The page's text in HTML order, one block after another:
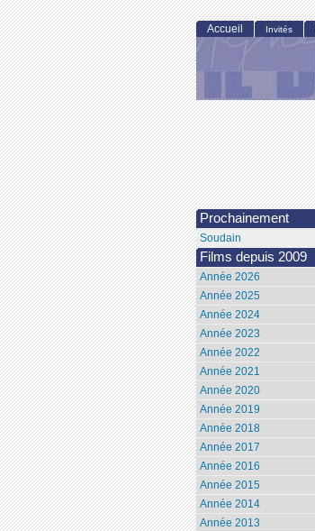
Accueil Invités
Prochainement
Soudain
Films depuis 2009
Année 2026
Année 2025
Année 2024
Année 2023
Année 2022
Année 2021
Année 2020
Année 2019
Année 2018
Année 2017
Année 2016
Année 2015
Année 2014
Année 2013